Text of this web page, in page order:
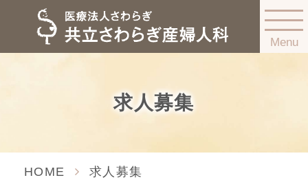
Menu
求人募集
HOME 求人募集